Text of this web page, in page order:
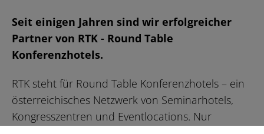
Seit einigen Jahren sind wir erfolgreicher
Partner von RTK - Round Table
Konferenzhotels.
RTK steht für Round Table Konferenzhotels – ein
österreichisches Netzwerk von Seminarhotels,
Kongresszentren und Eventlocations. Nur